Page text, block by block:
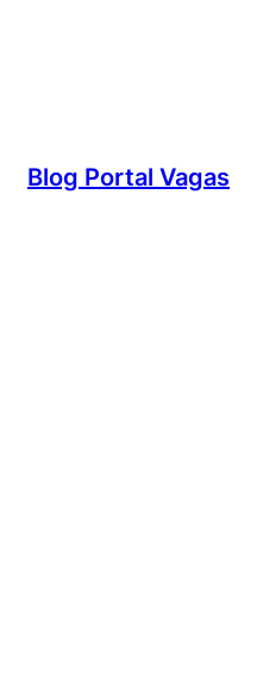
Blog Portal Vagas